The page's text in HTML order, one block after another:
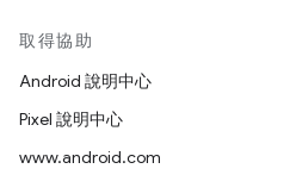
取得協助
Android 說明中心
Pixel 說明中心
www.android.com